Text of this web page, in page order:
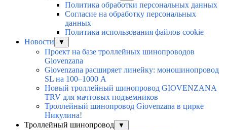
Политика обработки персональных данных
Согласие на обработку персональных
данных
Политика использования файлов cookie
Новости
▼
Проект на базе троллейных шинопроводов
Giovenzana
Giovenzana расширяет линейку: моношинопровод
SL на 100–1000 А
Новый троллейный шинопровод GIOVENZANA
TRV для мачтовых подъемников
Троллейный шинопровод Giovenzana в цирке
Никулина!
Троллейный шинопровод
▼